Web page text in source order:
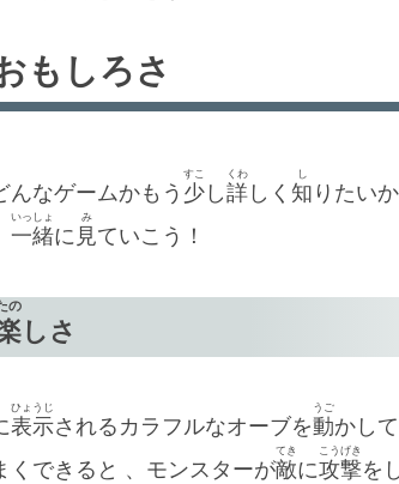
もしろさ
んなゲームかもう 少
すこ
し詳
くわ
しく 知
し
りたい
一緒
いっしょ
に見
み
ていこう！
の
しさ
表示
ひょうじ
されるカラフルなオーブを動
うご
かして
えるんだ。これがうまくできると 、モンスターが敵
てき
に攻撃
こうげき
を